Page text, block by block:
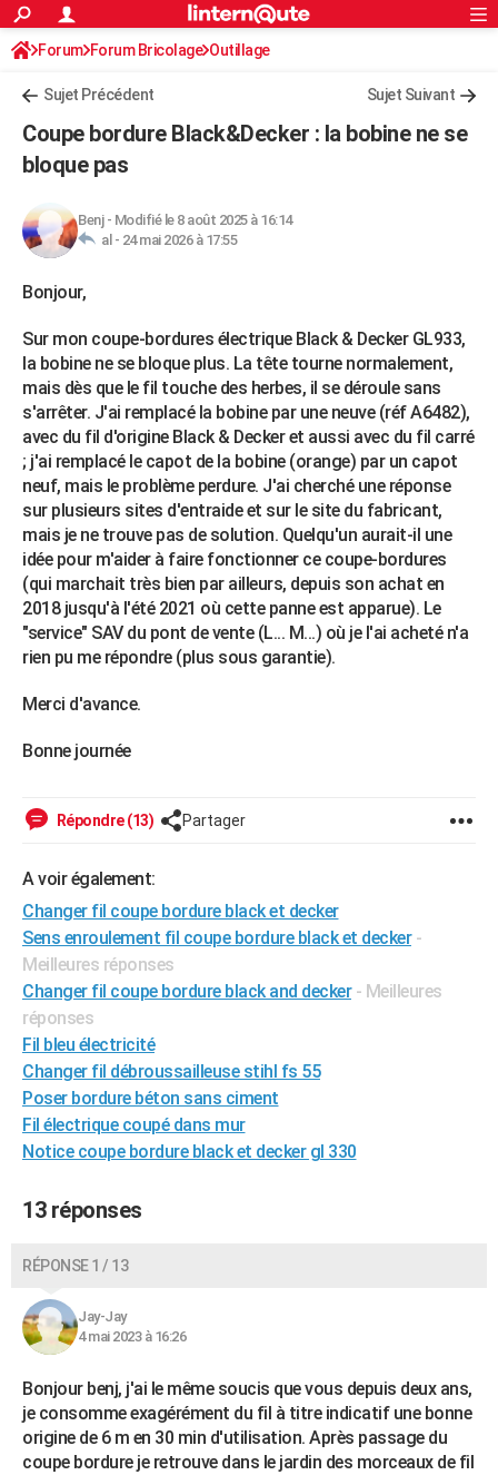
ACTUALITÉS
Politique
Société
Faits Divers
Education
Monde
Villes
+
Programme TV
TNTStreaming
Cinéma
Sorties cinéma
Musique
+FINANCE
AUTO
Essais
Réserver un essai
Citadines
Berlines
SUV
Forum auto
+HIGH-TECH
Mobiles
Meilleur smartphone
Internet
Ordinateurs
Jeux vidéo
Guide high-tech
BRICOLAGE
Forum
Aménagement intérieur
Extérieur
Cuisine
Salle de bains
Jardinage
Rangement
WEEK-END
Guides de France
Escapades
Patrimoine
Expositions
Musées
Week-end nature
+LIFESTYLE
Art de vivre
Bien-être
Loisirs
Mode
Modes de vie
SANTE
Alimentation
Guide de la santé
Maladies
Médicaments
Sommeil
VOYAGE
Destinations
City break
Voyage nature
Voyage de noces
Forum
Climat
+PHOTO
GUIDES D'ACHAT
BONS PLANS
CARTE DE VOEUX
Carte de Noël
Carte Bonne année
Carte Saint-Valentin
Carte Pâques
Carte d'anniversaire
DICTIONNAIRE
Dictionnaire
Biographies
Citations
Expressions
Proverbes
PROGRAMME TV
S'inscrire
Se connecter
Lycées
Collèges
Primaires
Universités
Entreprises
Service militaire
Avis de recherche
FORUM
Bricolage
Culture
Television
Voyage
S'inscrire
Connexion
Forum Forum Bricolage Outillage
Sujet Précédent Sujet Suivant
Coupe bordure Black&Decker : la bobine ne se
bloque pas
Benj- Modifié le 8 août 2025 à 16:14
al - 24 mai 2026 à 17:55
Bonjour,
Sur mon coupe-bordures électrique Black & Decker GL933,
la bobine ne se bloque plus. La tête tourne normalement,
mais dès que le fil touche des herbes, il se déroule sans
s'arrêter. J'ai remplacé la bobine par une neuve (réf A6482),
avec du fil d'origine Black & Decker et aussi avec du fil carré
; j'ai remplacé le capot de la bobine (orange) par un capot
neuf, mais le problème perdure. J'ai cherché une réponse
sur plusieurs sites d'entraide et sur le site du fabricant,
mais je ne trouve pas de solution. Quelqu'un aurait-il une
idée pour m'aider à faire fonctionner ce coupe-bordures
(qui marchait très bien par ailleurs, depuis son achat en
2018 jusqu'à l'été 2021 où cette panne est apparue). Le
"service" SAV du pont de vente (L... M...) où je l'ai acheté n'a
rien pu me répondre (plus sous garantie).
Merci d'avance.
Bonne journée
Répondre (13) Partager
A voir également:
Changer fil coupe bordure black et decker
Sens enroulement fil coupe bordure black et decker -
Meilleures réponses
Changer fil coupe bordure black and decker - Meilleures
réponses
Fil bleu électricité
Changer fil débroussailleuse stihl fs 55
Poser bordure béton sans ciment
Fil électrique coupé dans mur
Notice coupe bordure black et decker gl 330
13 réponses
RÉPONSE 1 / 13
Jay-Jay
4 mai 2023 à 16:26
Bonjour benj, j'ai le même soucis que vous depuis deux ans,
je consomme exagérément du fil à titre indicatif une bonne
origine de 6 m en 30 min d'utilisation. Après passage du
coupe bordure je retrouve dans le jardin des morceaux de fil